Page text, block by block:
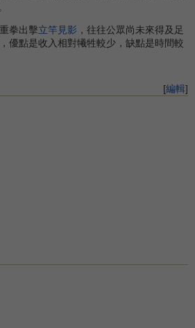
拳出擊立竿見影 ，往往公眾尚未來得及足
優點是收入相對犧牲較少，缺點是時間較
[編輯]